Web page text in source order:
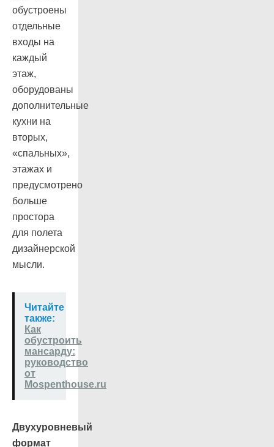
обустроены
отдельные
входы на
каждый
этаж,
оборудованы
дополнительные
кухни на
вторых,
«спальных»,
этажах и
предусмотрено
больше
простора
для полета
дизайнерской
мысли.
Читайте
также:
Как
обустроить
мансарду:
руководство
от
Mospenthouse.ru
Двухуровневый
формат